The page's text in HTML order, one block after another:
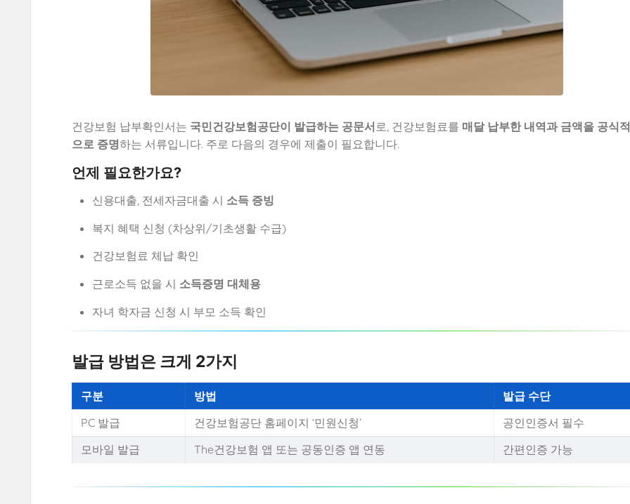
건강보험 납부확인서는 국민건강보험공단이 발급하는 공문서로, 건강보험료를 매달 납부한 내역과 금액을 공식적
으로 증명하는 서류입니다. 주로 다음의 경우에 제출이 필요합니다.
언제 필요한가요?
신용대출, 전세자금대출 시 소득 증빙
복지 혜택 신청 (차상위/기초생활 수급)
건강보험료 체납 확인
근로소득 없을 시 소득증명 대체용
자녀 학자금 신청 시 부모 소득 확인
발급 방법은 크게 2가지
구분 방법
발급 수단
PC 발급
건강보험공단 홈페이지 ‘민원신청’
공인인증서 필수
모바일 발급
The건강보험 앱 또는 공동인증 앱 연동 간편인증 가능